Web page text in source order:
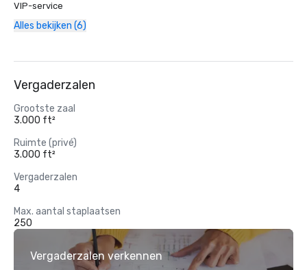
VIP-service
Alles bekijken (6)
Vergaderzalen
Grootste zaal
3.000 ft²
Ruimte (privé)
3.000 ft²
Vergaderzalen
4
Max. aantal staplaatsen
250
Vergaderzalen verkennen